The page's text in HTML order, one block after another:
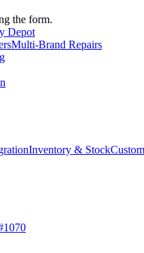
the form.
Depot
Multi-Brand Repairs
Inventory & Stock